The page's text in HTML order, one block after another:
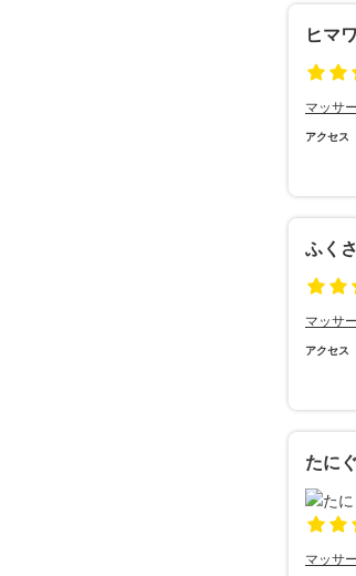
ヒマ
マッサ
アクセス
ふく
マッサ
アクセス
たに
マッサ